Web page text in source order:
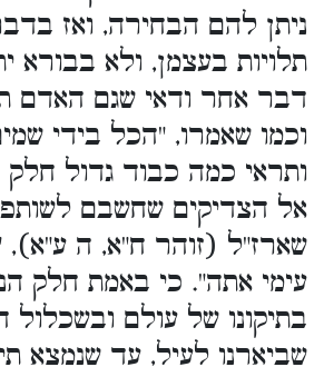
ניתן להם הבחירה, ואז
תלויות בעצמן, ולא בבורא
דבר אחר ודאי שגם האדם
וכמו שאמרו, "הכל בידי
ותראי כמה כבוד גדול
אל הצדיקים שחשבם
שארז"ל (זוהר ח"א, ה ע"א),
עימי אתה". כי באמת חלק
בתיקונו של עולם ובשכלול
שביארנו לעיל, עד שנמצא